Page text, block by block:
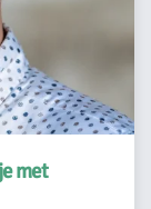
met